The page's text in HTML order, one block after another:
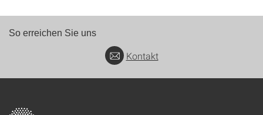
So erreichen Sie uns
Kontakt